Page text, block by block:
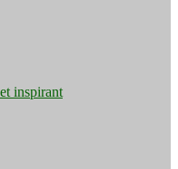
inspirant